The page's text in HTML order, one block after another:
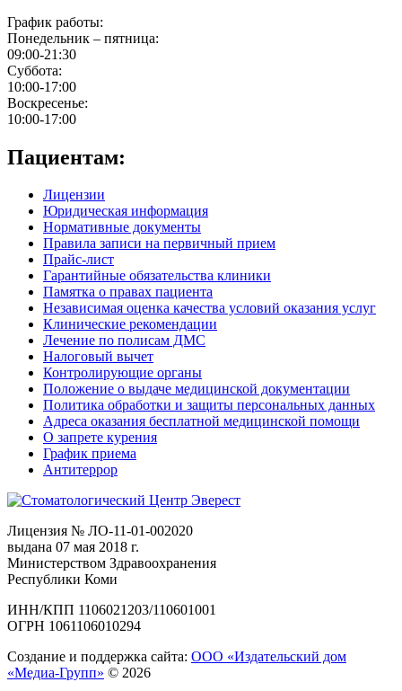
График работы:
Понедельник – пятница:
09:00-21:30
Суббота:
10:00-17:00
Воскресенье:
10:00-17:00
Пациентам:
Лицензии
Юридическая информация
Нормативные документы
Правила записи на первичный прием
Прайс-лист
Гарантийные обязательства клиники
Памятка о правах пациента
Независимая оценка качества условий оказания услуг
Клинические рекомендации
Лечение по полисам ДМС
Налоговый вычет
Контролирующие органы
Положение о выдаче медицинской документации
Политика обработки и защиты персональных данных
Адреса оказания бесплатной медицинской помощи
О запрете курения
График приема
Антитеррор
Лицензия № ЛО-11-01-002020
выдана 07 мая 2018 г.
Министерством Здравоохранения
Республики Коми
ИНН/КПП 1106021203/110601001
ОГРН 1061106010294
Создание и поддержка сайта: ООО «Издательский дом
«Медиа-Групп» © 2026